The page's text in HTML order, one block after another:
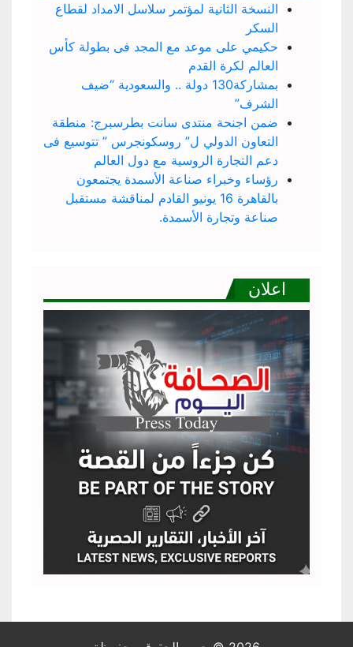
النسخة الثانية لمؤتمر سلاسل الامداد لقطاع
السكر
حكيمي على موعد مع المجد فى بطولة كأس
العالم لكرة القدم
بمشاركة130 دولة .. والسعودية “ضيف
الشرف”
ضمن اجنحة منتدى سانت بطرسبرج: منطقة
التعاون الدولي ل” روسكونجرس ” تتوسيع فى
دعم التجارة الروسية مع دول العالم
رؤساء وخبراء صناعة الأسمدة يجتمعون
بالقاهرة 16 يونيو القادم لمناقشة مستقبل
صناعة وتجارة الأسمدة.
اعلان